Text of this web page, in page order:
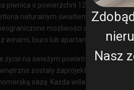
piwnica o powierzchni 120 m² zawiera
naturalnym światłem wpadającym
możliwości aranżacji na
winami, biuro lub apartament gościnny.
życie na świeżym powietrzu i prywatny
zostały zaprojektowane tak,
oazę. Każda willa znajduje się
Nasz